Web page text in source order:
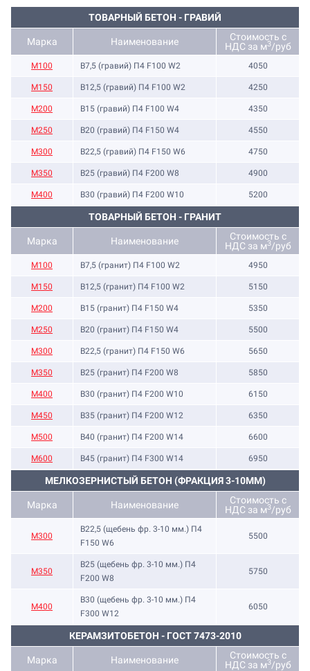
ТОВАРНЫЙ БЕТОН - ГРАВИЙ
Марка Наименование
Стоимость с
НДС за м3/руб
M100 B7,5 (гравий) П4 F100 W2 4050
М150 B12,5 (гравий) П4 F100 W2 4250
М200 B15 (гравий) П4 F100 W4 4350
М250 B20 (гравий) П4 F150 W4 4550
М300 B22,5 (гравий) П4 F150 W6 4750
М350 B25 (гравий) П4 F200 W8 4900
М400 B30 (гравий) П4 F200 W10 5200
ТОВАРНЫЙ БЕТОН - ГРАНИТ
Марка Наименование
Стоимость с
НДС за м3/руб
M100 B7,5 (гранит) П4 F100 W2 4950
M150 B12,5 (гранит) П4 F100 W2 5150
М200 B15 (гранит) П4 F150 W4 5350
М250 B20 (гранит) П4 F150 W4 5500
М300 B22,5 (гранит) П4 F150 W6 5650
М350 B25 (гранит) П4 F200 W8 5850
М400 B30 (гранит) П4 F200 W10 6150
М450 B35 (гранит) П4 F200 W12 6350
М500 B40 (гранит) П4 F200 W14 6600
М600 B45 (гранит) П4 F300 W14 6950
МЕЛКОЗЕРНИСТЫЙ БЕТОН (ФРАКЦИЯ 3-10ММ)
Марка Наименование
Стоимость с
НДС за м3/руб
М300
B22,5 (щебень фр. 3-10 мм.) П4
F150 W6
5500
М350
B25 (щебень фр. 3-10 мм.) П4
F200 W8
5750
М400
B30 (щебень фр. 3-10 мм.) П4
F300 W12
6050
КЕРАМЗИТОБЕТОН - ГОСТ 7473-2010
Марка Наименование
Стоимость с
НДС за м3/руб